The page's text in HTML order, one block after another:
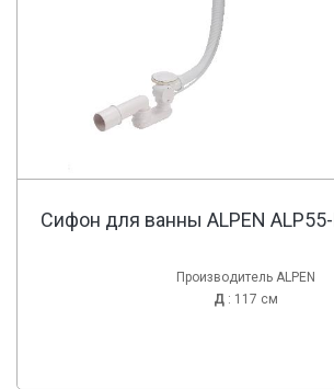
Сифон для ванны ALPEN
Производитель ALPEN
Д : 117 см